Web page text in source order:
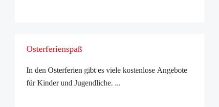
Osterferienspaß
In den Osterferien gibt es viele kostenlose Angebote
für Kinder und Jugendliche. ...